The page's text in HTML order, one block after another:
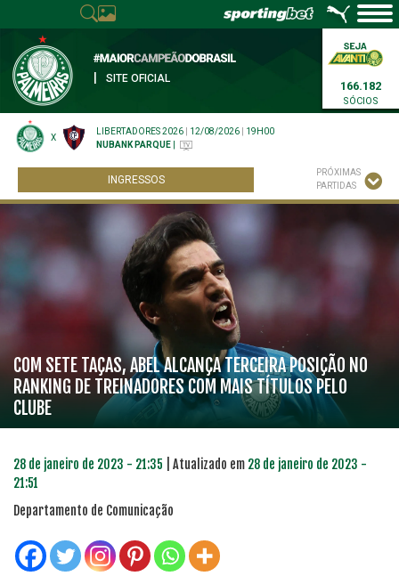
SITE OFICIAL
166.182
SÓCIOS
X
LIBERTADORES 2026 12/08/2026
19H00
NUBANK PARQUE
INGRESSOS
PRÓXIMAS
PARTIDAS
COM SETE TAÇAS, ABEL ALCANÇA TERCEIRA POSIÇÃO NO
RANKING DE TREINADORES COM MAIS TÍTULOS PELO
CLUBE
28 de janeiro de 2023 - 21:35 | Atualizado em 28 de janeiro de 2023 -
21:51
Departamento de Comunicação